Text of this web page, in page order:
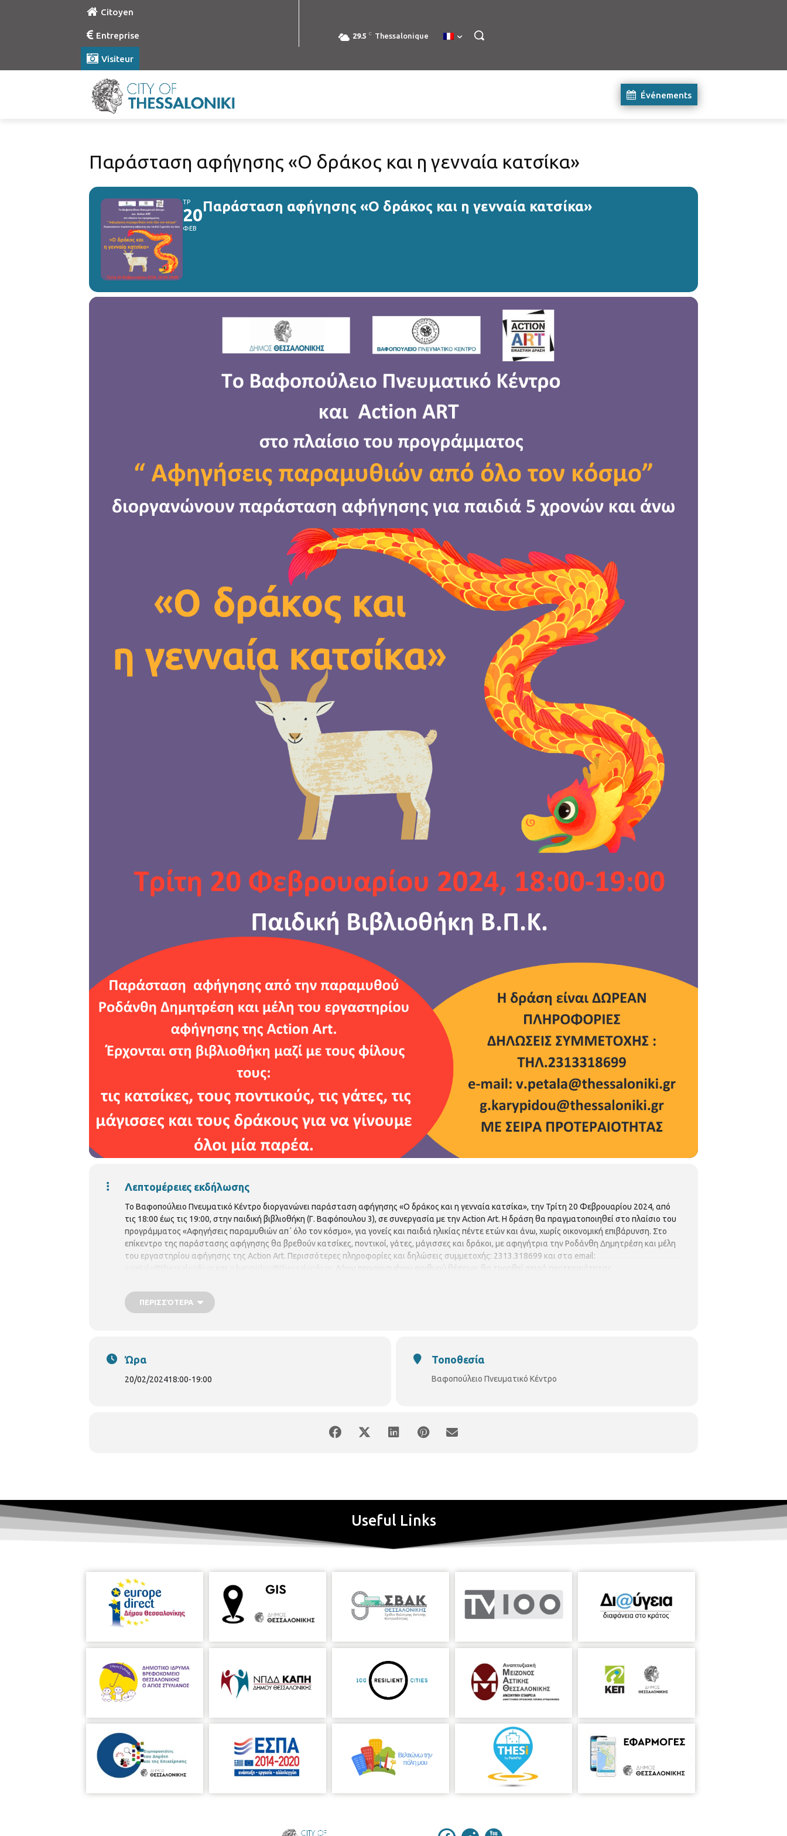
Citoyen
Entreprise
Visiteur
29.5 C Thessalonique
Événements
Παράσταση αφήγησης «Ο δράκος και η γενναία κατσίκα»
ΤΡ
20
ΦΕΒ
Παράσταση αφήγησης «Ο δράκος και η γενναία κατσίκα»
Λεπτομέρειες εκδήλωσης
Το Βαφοπούλειο Πνευματικό Κέντρο διοργανώνει παράσταση αφήγησης «Ο δράκος και η γενναία κατσίκα», την Τρίτη 20 Φεβρουαρίου 2024, από
τις 18:00 έως τις 19:00, στην παιδική βιβλιοθήκη (Γ. Βαφόπουλου 3), σε συνεργασία με την Action Art. Η δράση θα πραγματοποιηθεί στο πλαίσιο του
προγράμματος «Αφηγήσεις παραμυθιών απ΄ όλο τον κόσμο», για γονείς και παιδιά ηλικίας πέντε ετών και άνω, χωρίς οικονομική επιβάρυνση. Στο
επίκεντρο της παράστασης αφήγησης θα βρεθούν κατσίκες, ποντικοί, γάτες, μάγισσες και δράκοι, με αφηγήτρια την Ροδάνθη Δημητρέση και μέλη
του εργαστηρίου αφήγησης της Action Art. Περισσότερες πληροφορίες και δηλώσεις συμμετοχής: 2313.318699 και στα email:
. Λόγω περιορισμένου αριθμού θέσεων, θα τηρηθεί σειρά προτεραιότητας.
ΠΕΡΙΣΣΌΤΕΡΑ
Ώρα
20/02/202418:00-19:00
Τοποθεσία
Βαφοπούλειο Πνευματικό Κέντρο
Useful Links